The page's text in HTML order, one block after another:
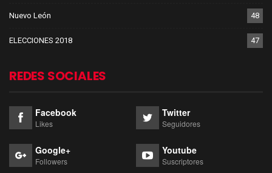
Nuevo León 48
ELECCIONES 2018 47
REDES SOCIALES
Facebook
Likes
Twitter
Seguidores
Google+
Followers
Youtube
Suscriptores